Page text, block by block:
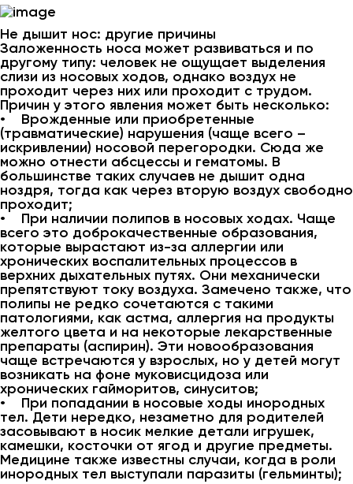
Не дышит нос: другие причины
Заложенность носа может развиваться и по
другому типу: человек не ощущает выделения
слизи из носовых ходов, однако воздух не
проходит через них или проходит с трудом.
Причин у этого явления может быть несколько:
• Врожденные или приобретенные
(травматические) нарушения (чаще всего –
искривлении) носовой перегородки. Сюда же
можно отнести абсцессы и гематомы. В
большинстве таких случаев не дышит одна
ноздря, тогда как через вторую воздух свободно
проходит;
• При наличии полипов в носовых ходах. Чаще
всего это доброкачественные образования,
которые вырастают из-за аллергии или
хронических воспалительных процессов в
верхних дыхательных путях. Они механически
препятствуют току воздуха. Замечено также, что
полипы не редко сочетаются с такими
патологиями, как астма, аллергия на продукты
желтого цвета и на некоторые лекарственные
препараты (аспирин). Эти новообразования
чаще встречаются у взрослых, но у детей могут
возникать на фоне муковисцидоза или
хронических гайморитов, синуситов;
• При попадании в носовые ходы инородных
тел. Дети нередко, незаметно для родителей
засовывают в носик мелкие детали игрушек,
камешки, косточки от ягод и другие предметы.
Медицине также известны случаи, когда в роли
инородных тел выступали паразиты (гельминты);